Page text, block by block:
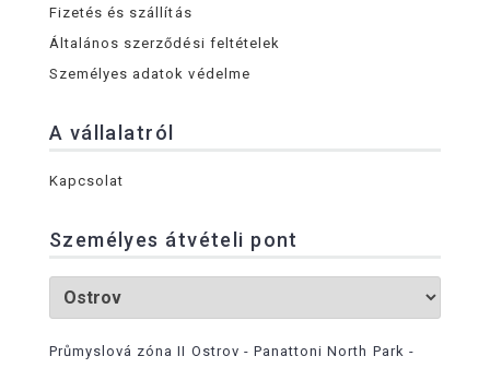
Fizetés és szállítás
Általános szerződési feltételek
Személyes adatok védelme
A vállalatról
Kapcsolat
Személyes átvételi pont
Průmyslová zóna II Ostrov - Panattoni North Park -